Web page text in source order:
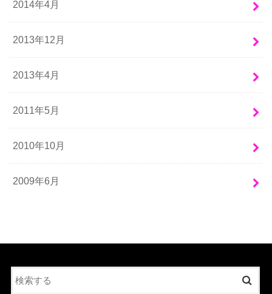
2014年4月
2013年12月
2013年4月
2011年5月
2010年10月
2009年6月